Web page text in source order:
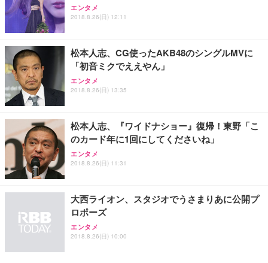
エンタメ
2018.8.26(日) 12:11
松本人志、CG使ったAKB48のシングルMVに
「初音ミクでええやん」
エンタメ
2018.8.26(日) 13:35
松本人志、『ワイドナショー』復帰！東野「こ
のカード年に1回にしてくださいね」
エンタメ
2018.8.26(日) 11:31
大西ライオン、スタジオでうさまりあに公開プ
ロポーズ
エンタメ
2018.8.26(日) 10:00